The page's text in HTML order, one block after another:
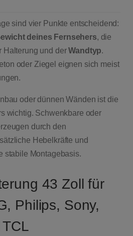
sind vier Punkte entscheidend:
deines Fernsehers, die
Halterung und derWandtyp.
oder Ziegel eignen sich meist
oder dünnen Wänden ist die
wichtig. Schwenkbare oder
durch den
Hebelkräfte und
stabile Montagebasis.
43 Zoll für
Philips, Sony,